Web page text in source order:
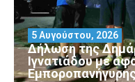
Δήλωση της
Ιγνατιάδου με
5 Αυγούστου, 2026